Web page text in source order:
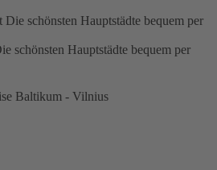
schönsten Hauptstädte bequem per
Baltikum - Vilnius